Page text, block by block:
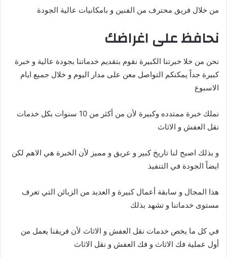
من خلال فريق محترف من الفنين و بامكانيات عالية الجودة
نحافظ على اغراضك
نحن من خلا خبرتنا الكبيرة نقوم بتقديم خدماتنا بجودة عالية و خبرة
كبيرة جداً يمكنكم التواصل معن على مدار اليوم و خلال جميع ايام
الاسبوع
نملك خبرة ممتدده وكبيرة لأن من أكثر من 10 سنوات بكل خدمات
نقل العفش و الاثاث
و بذلك اصبح لنا تاريخ كبير و عريق و مميز لأن الخبرة هي الاهم لكن
ايضاً الجودة في التنفيذ
هذا المجال و سابقة أعمال كبيرة و العديد من الزبائن التي تعرف
مستوى خدماتنا و تشهد بذلك
في كل ما يخص خدمات نقل العفش و الاثاث لأن فريقنا يعمل من
أول عملية فك الاثاث و فك العفش و نقل الاثاث